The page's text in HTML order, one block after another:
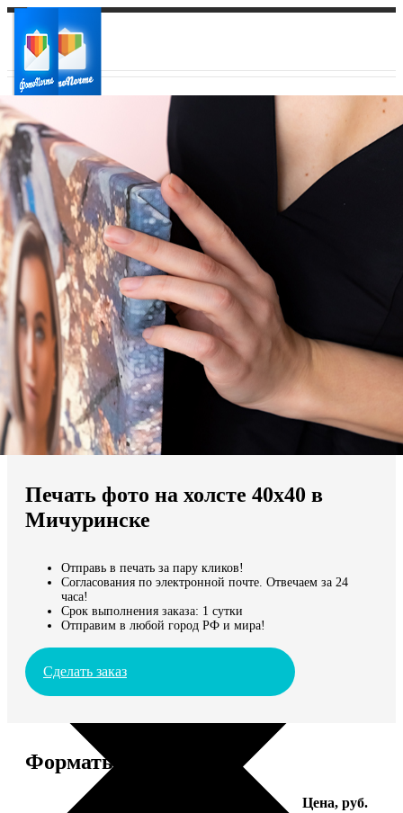
Ваш город:
Ваш регион доставки
Выберите из списка:
Мы доставляем по всему миру
Продолжить без города
Печать фото на холсте 40х40 в
Мичуринске
Отправь в печать за пару кликов!
Согласования по электронной почте. Отвечаем за 24
часа!
Срок выполнения заказа: 1 сутки
Отправим в любой город РФ и мира!
Сделать заказ
Форматы и цены
Цена, руб.